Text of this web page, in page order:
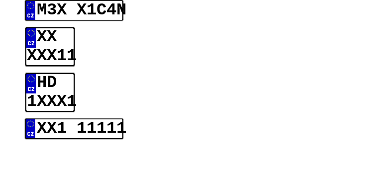
M3X X1C4N
XX
XXX11
HD
1XXX1
XX1 11111